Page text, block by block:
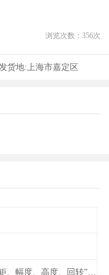
浏览次数： 356次
货地:上海市嘉定区
具有“重量、力矩、幅度、高度、回转”等参数的显示、记录、报警功